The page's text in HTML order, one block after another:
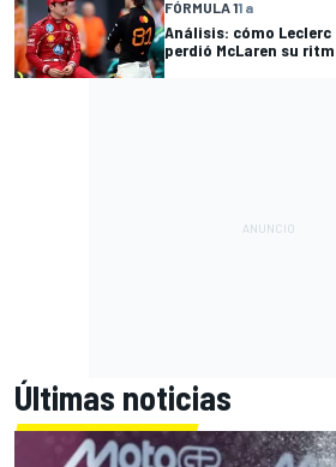
FÓRMULA 11 a
Análisis: cómo
perdió McLaren su
Últimas noticias